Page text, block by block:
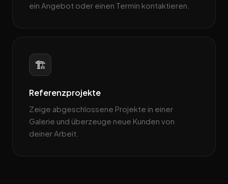
ein Angebot oder einen Termin kontaktieren.
🏗️
Referenzprojekte
Zeige abgeschlossene Projekte in einer
Galerie und überzeuge neue Kunden von
deiner Arbeit.